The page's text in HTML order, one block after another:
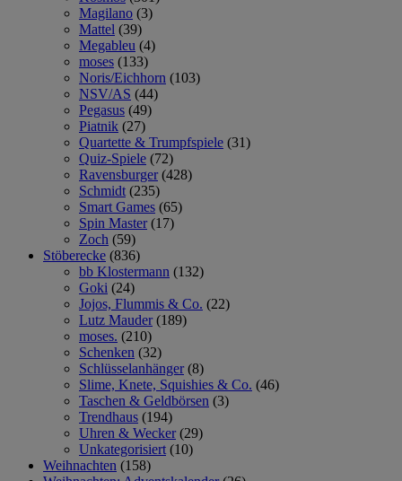
Magilano (3)
Mattel (39)
Megableu (4)
moses (133)
Noris/Eichhorn (103)
NSV/AS (44)
Pegasus (49)
Piatnik (27)
Quartette & Trumpfspiele (31)
Quiz-Spiele (72)
Ravensburger (428)
Schmidt (235)
Smart Games (65)
Spin Master (17)
Zoch (59)
Stöberecke (836)
bb Klostermann (132)
Goki (24)
Jojos, Flummis & Co. (22)
Lutz Mauder (189)
moses. (210)
Schenken (32)
Schlüsselanhänger (8)
Slime, Knete, Squishies & Co. (46)
Taschen & Geldbörsen (3)
Trendhaus (194)
Uhren & Wecker (29)
Unkategorisiert (10)
Weihnachten (158)